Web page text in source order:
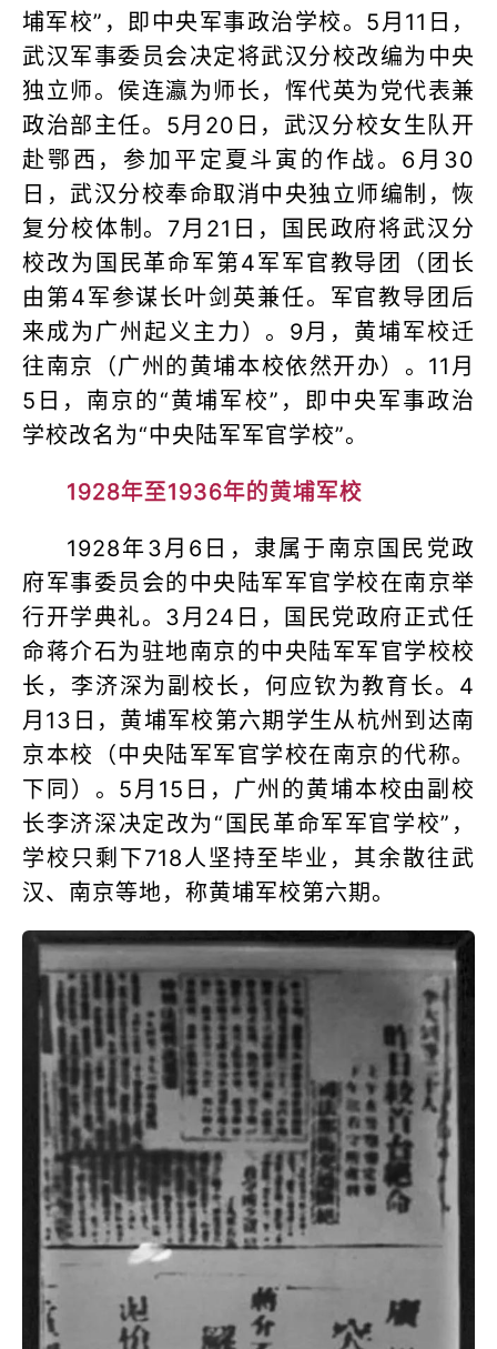
埔军校”，即中央军事政治学校。5月11日，
武汉军事委员会决定将武汉分校改编为中央
独立师。侯连瀛为师长，恽代英为党代表兼
政治部主任。5月20日，武汉分校女生队开
赴鄂西，参加平定夏斗寅的作战。6月30
日，武汉分校奉命取消中央独立师编制，恢
复分校体制。7月21日，国民政府将武汉分
校改为国民革命军第4军军官教导团（团长
由第4军参谋长叶剑英兼任。军官教导团后
来成为广州起义主力）。9月，黄埔军校迁
往南京（广州的黄埔本校依然开办）。11月
5日，南京的“黄埔军校”，即中央军事政治
学校改名为“中央陆军军官学校”。
1928年至1936年的黄埔军校
1928年3月6日，隶属于南京国民党政
府军事委员会的中央陆军军官学校在南京举
行开学典礼。3月24日，国民党政府正式任
命蒋介石为驻地南京的中央陆军军官学校校
长，李济深为副校长，何应钦为教育长。4
月13日，黄埔军校第六期学生从杭州到达南
京本校（中央陆军军官学校在南京的代称。
下同）。5月15日，广州的黄埔本校由副校
长李济深决定改为“国民革命军军官学校”，
学校只剩下718人坚持至毕业，其余散往武
汉、南京等地，称黄埔军校第六期。